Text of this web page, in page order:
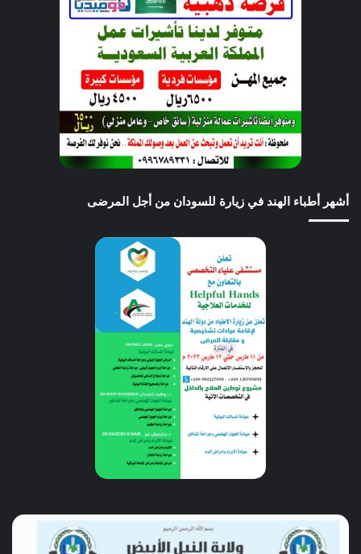
أشهر أطباء الهند في زيارة للسودان من أجل المرضى